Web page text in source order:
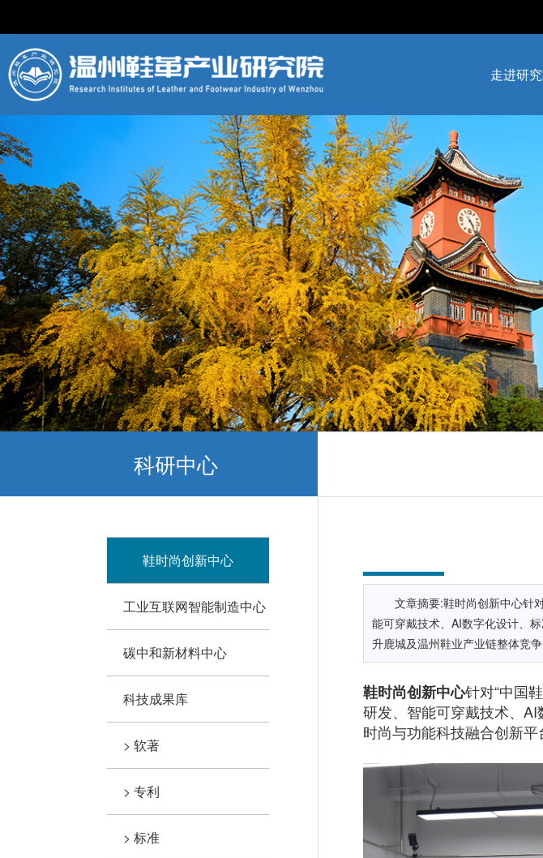
走进研
科研中心
鞋时尚创新中心
工业互联网智能制造中心
碳中和新材料中心
科技成果库
> 软著
> 专利
> 标准
文章摘要:鞋时尚创新中心针
能可穿戴技术、AI数字化设计、
升鹿城及温州鞋业产业链整体竞争
鞋时尚创新中心针对“中国
研发、智能可穿戴技术、
时尚与功能科技融合创新平